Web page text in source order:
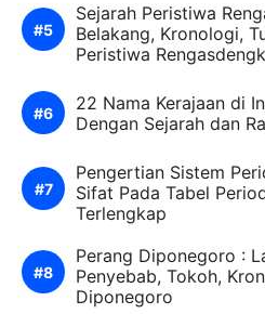
Sejarah Peristiwa
Belakang, Kronologi,
Peristiwa
22 Nama Kerajaan di
Dengan Sejarah dan
Pengertian Sistem
Sifat Pada Tabel
Terlengkap
Perang Diponegoro :
Penyebab, Tokoh,
Diponegoro